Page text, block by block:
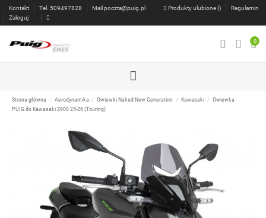
Kontakt Tel. 509497828 Mail poczta@puig.pl Produkty ulubione ()
Regulamin
Zaloguj
0
Strona główna Aerodynamika Owiewki Naked New Generation Kawasaki
Owiewka
PUIG do Kawasaki Z900 25-26 (Touring)